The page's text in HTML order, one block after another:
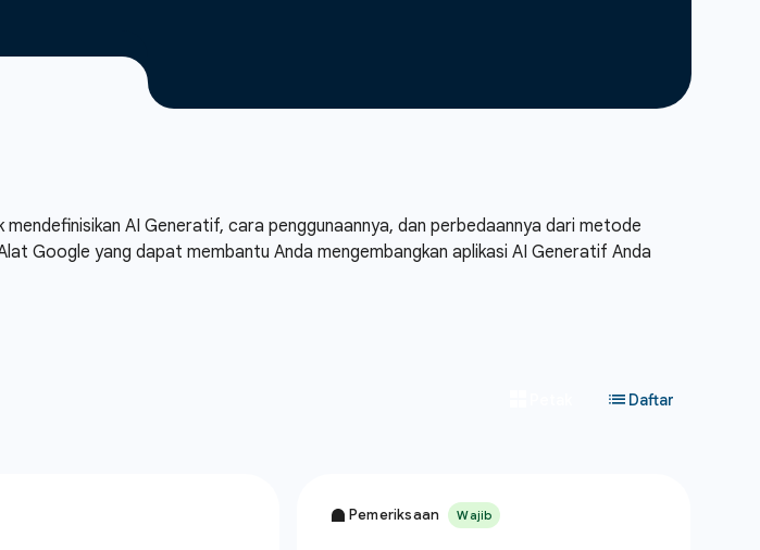
AI Generatif, cara penggunaannya, dan perbedaannya dari metode
Google yang dapat membantu Anda mengembangkan aplikasi AI Generatif Anda